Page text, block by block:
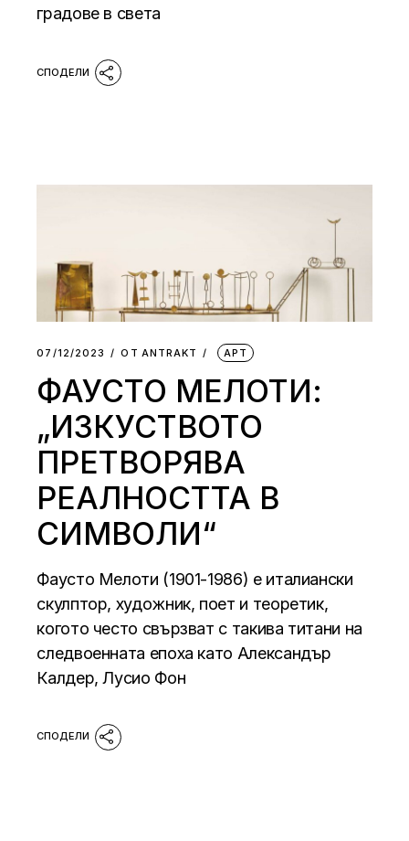
градове в света
07/12/2023 ОТ АNTRAKT АРТ
ФАУСТО МЕЛОТИ:
„ИЗКУСТВОТО
ПРЕТВОРЯВА
РЕАЛНОСТТА В
СИМВОЛИ“
Фаусто Мелоти (1901-1986) е италиански
скулптор, художник, поет и теоретик,
когото често свързват с такива титани на
следвоенната епоха като Александър
Калдер, Лусио Фон